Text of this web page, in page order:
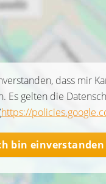
dass mir
Es gelten die
https://
bin einverstanden